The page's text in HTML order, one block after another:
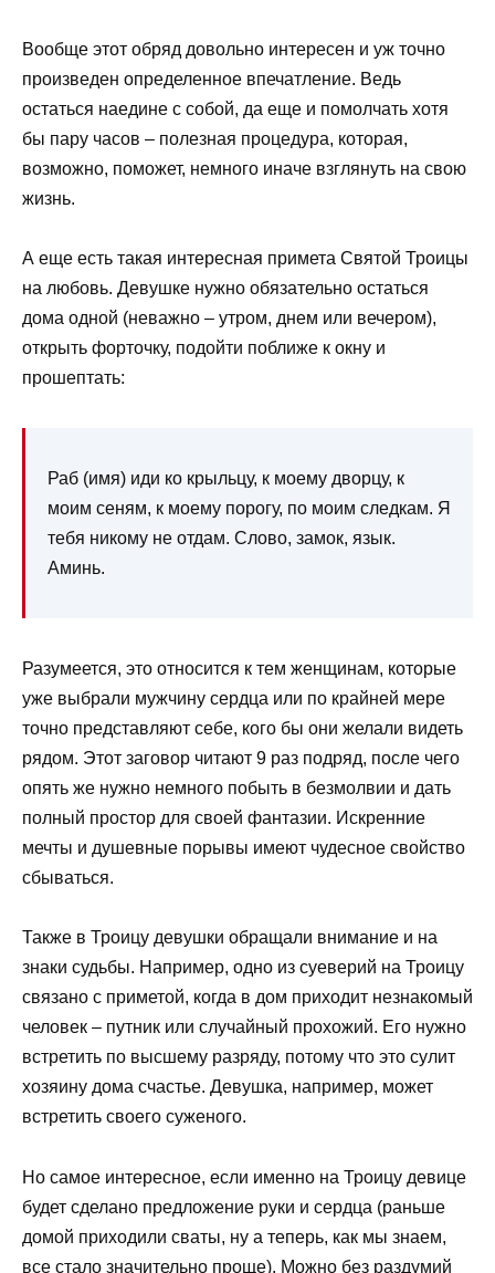
Вообще этот обряд довольно интересен и уж точно
произведен определенное впечатление. Ведь
остаться наедине с собой, да еще и помолчать хотя
бы пару часов – полезная процедура, которая,
возможно, поможет, немного иначе взглянуть на свою
жизнь.
А еще есть такая интересная примета Святой Троицы
на любовь. Девушке нужно обязательно остаться
дома одной (неважно – утром, днем или вечером),
открыть форточку, подойти поближе к окну и
прошептать:
Раб (имя) иди ко крыльцу, к моему дворцу, к
моим сеням, к моему порогу, по моим следкам. Я
тебя никому не отдам. Слово, замок, язык.
Аминь.
Разумеется, это относится к тем женщинам, которые
уже выбрали мужчину сердца или по крайней мере
точно представляют себе, кого бы они желали видеть
рядом. Этот заговор читают 9 раз подряд, после чего
опять же нужно немного побыть в безмолвии и дать
полный простор для своей фантазии. Искренние
мечты и душевные порывы имеют чудесное свойство
сбываться.
Также в Троицу девушки обращали внимание и на
знаки судьбы. Например, одно из суеверий на Троицу
связано с приметой, когда в дом приходит незнакомый
человек – путник или случайный прохожий. Его нужно
встретить по высшему разряду, потому что это сулит
хозяину дома счастье. Девушка, например, может
встретить своего суженого.
Но самое интересное, если именно на Троицу девице
будет сделано предложение руки и сердца (раньше
домой приходили сваты, ну а теперь, как мы знаем,
все стало значительно проще). Можно без раздумий